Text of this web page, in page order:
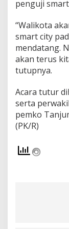
penguji
“Walikota
smart city
mendatang.
akan terus
tutupnya.
Acara tutur
serta
pemko
(PK/R)